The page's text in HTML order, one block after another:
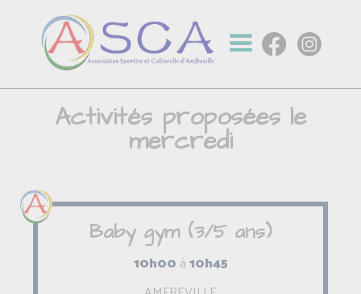
Activités proposées le
mercredi
Baby gym (3/5 ans)
10h00 à10h45